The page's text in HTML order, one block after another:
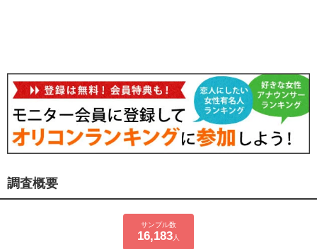
調査概要
サンプル数
16,183 人